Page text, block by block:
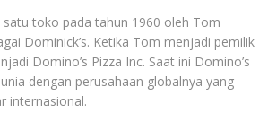
satu toko pada tahun 1960 oleh Tom
Dominick’s. Ketika Tom menjadi pemilik
Domino’s Pizza Inc. Saat ini Domino’s
dengan perusahaan globalnya yang
internasional.